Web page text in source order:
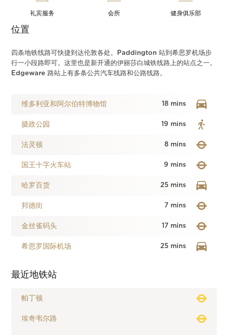
礼宾服务 会所 健身俱乐部
位置
四条地铁线路可快捷到达伦敦各处。Paddington 站到希思罗机场步
行一小段路即可。这里也是新开通的伊丽莎白城铁线路上的站点之一。
Edgeware 路站上有多条公共汽车线路和公路线路。
维多利亚和阿尔伯特博物馆 18 mins
摄政公园 19 mins
法灵顿 8 mins
国王十字火车站 9 mins
哈罗百货 25 mins
邦德街 7 mins
金丝雀码头 17 mins
希思罗国际机场 25 mins
最近地铁站
帕丁顿
埃奇韦尔路